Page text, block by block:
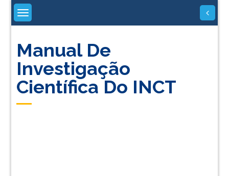
Skip
content
Manual De
Investigação
Científica Do INCT